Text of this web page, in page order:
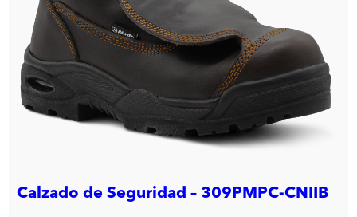
Calzado de Seguridad – 309PMPC-CNIIB